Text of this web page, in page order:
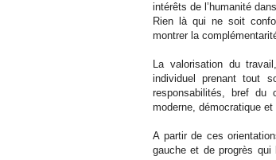
intérêts de l’humanité
Rien là qui ne soit
montrer la
La valorisation du
individuel prenant tout
responsabilités, bref du
moderne, démocratique et
A partir de ces
gauche et de progrès qui